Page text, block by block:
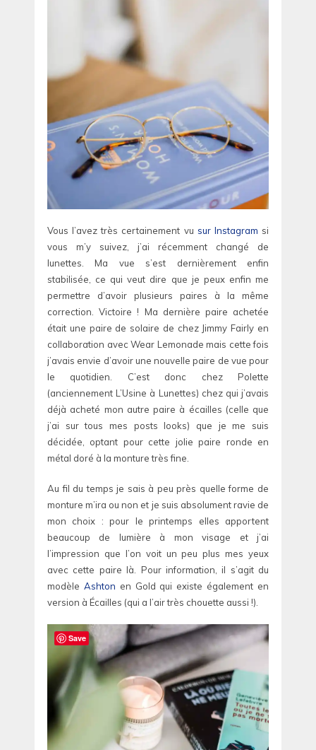
Vous l’avez très certainement vu sur Instagram si
vous m’y suivez, j’ai récemment changé de
lunettes. Ma vue s’est dernièrement enfin
stabilisée, ce qui veut dire que je peux enfin me
permettre d’avoir plusieurs paires à la même
correction. Victoire ! Ma dernière paire achetée
était une paire de solaire de chez Jimmy Fairly en
collaboration avec Wear Lemonade mais cette fois
j’avais envie d’avoir une nouvelle paire de vue pour
le quotidien. C’est donc chez Polette
(anciennement L’Usine à Lunettes) chez qui j’avais
déjà acheté mon autre paire à écailles (celle que
j’ai sur tous mes posts looks) que je me suis
décidée, optant pour cette jolie paire ronde en
métal doré à la monture très fine.
Au fil du temps je sais à peu près quelle forme de
monture m’ira ou non et je suis absolument ravie de
mon choix : pour le printemps elles apportent
beaucoup de lumière à mon visage et j’ai
l’impression que l’on voit un peu plus mes yeux
avec cette paire là. Pour information, il s’agit du
modèle Ashton en Gold qui existe également en
version à Écailles (qui a l’air très chouette aussi !).
Save